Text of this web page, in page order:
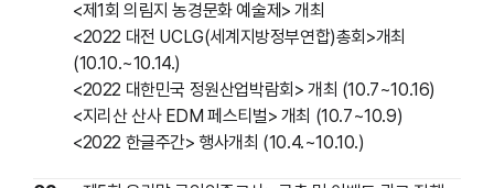
<제1회 의림지 농경문화 예술제> 개최
<2022 대전 UCLG(세계지방정부연합)총회>개최
(10.10.~10.14.)
<2022 대한민국 정원산업박람회> 개최 (10.7~10.16)
<지리산 산사 EDM 페스티벌> 개최 (10.7~10.9)
<2022 한글주간> 행사개최 (10.4.~10.10.)